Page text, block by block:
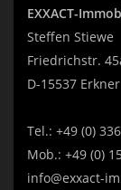
EXXACT-
Steffen Stiewe
Friedrichstr.
D-15537 Erkner
Tel.: +49 (0)
Mob.: +49 (0)
info@exxact-